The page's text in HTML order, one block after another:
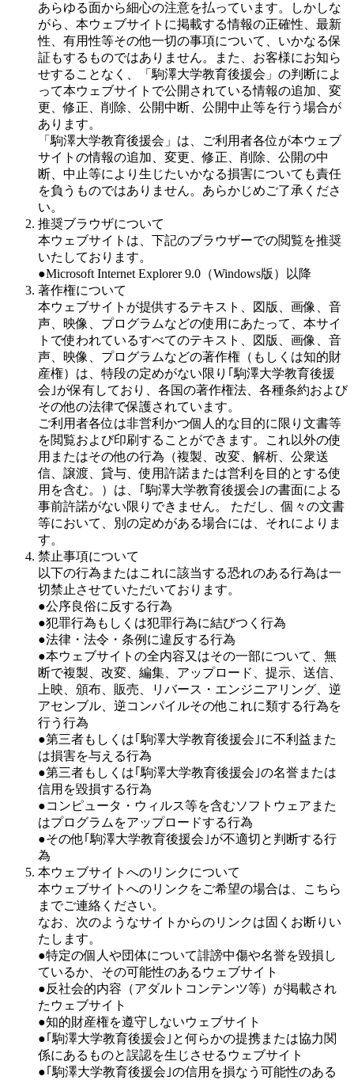
あらゆる面から細心の注意を払っています。しかしな
がら、本ウェブサイトに掲載する情報の正確性、最新
性、有用性等その他一切の事項について、いかなる保
証もするものではありません。また、お客様にお知ら
せすることなく、「駒澤大学教育後援会」の判断によ
って本ウェブサイトで公開されている情報の追加、変
更、修正、削除、公開中断、公開中止等を行う場合が
あります。
「駒澤大学教育後援会」は、ご利用者各位が本ウェブ
サイトの情報の追加、変更、修正、削除、公開の中
断、中止等により生じたいかなる損害についても責任
を負うものではありません。あらかじめご了承くださ
い。
推奨ブラウザについて
本ウェブサイトは、下記のブラウザーでの閲覧を推奨
いたしております。
●Microsoft Internet Explorer 9.0（Windows版）以降
著作権について
本ウェブサイトが提供するテキスト、図版、画像、音
声、映像、プログラムなどの使用にあたって、本サイ
トで使われているすべてのテキスト、図版、画像、音
声、映像、プログラムなどの著作権（もしくは知的財
産権）は、特段の定めがない限り｢駒澤大学教育後援
会｣が保有しており、各国の著作権法、各種条約および
その他の法律で保護されています。
ご利用者各位は非営利かつ個人的な目的に限り文書等
を閲覧および印刷することができます。これ以外の使
用またはその他の行為（複製、改変、解析、公衆送
信、譲渡、貸与、使用許諾または営利を目的とする使
用を含む。）は、｢駒澤大学教育後援会｣の書面による
事前許諾がない限りできません。 ただし、個々の文書
等において、別の定めがある場合には、それによりま
す。
禁止事項について
以下の行為またはこれに該当する恐れのある行為は一
切禁止させていただいております。
●公序良俗に反する行為
●犯罪行為もしくは犯罪行為に結びつく行為
●法律・法令・条例に違反する行為
●本ウェブサイトの全内容又はその一部について、無
断で複製、改変、編集、アップロード、提示、送信、
上映、頒布、販売、リバース・エンジニアリング、逆
アセンブル、逆コンパイルその他これに類する行為を
行う行為
●第三者もしくは｢駒澤大学教育後援会｣に不利益また
は損害を与える行為
●第三者もしくは｢駒澤大学教育後援会｣の名誉または
信用を毀損する行為
●コンピュータ・ウィルス等を含むソフトウェアまた
はプログラムをアップロードする行為
●その他｢駒澤大学教育後援会｣が不適切と判断する行
為
本ウェブサイトへのリンクについて
本ウェブサイトへのリンクをご希望の場合は、こちら
までご連絡ください。
なお、次のようなサイトからのリンクは固くお断りい
たします。
●特定の個人や団体について誹謗中傷や名誉を毀損し
ているか、その可能性のあるウェブサイト
●反社会的内容（アダルトコンテンツ等）が掲載され
たウェブサイト
●知的財産権を遵守しないウェブサイト
●｢駒澤大学教育後援会｣と何らかの提携または協力関
係にあるものと誤認を生じさせるウェブサイト
●｢駒澤大学教育後援会｣の信用を損なう可能性のある